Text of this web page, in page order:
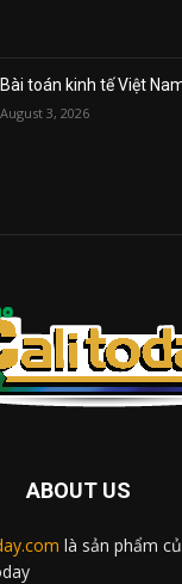
Bài toán kinh tế Việt
August 3, 2026
ABOUT US
là sản phẩm